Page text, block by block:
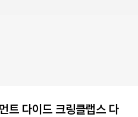
트 다이드 크링클랩스 다